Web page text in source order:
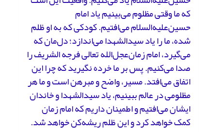
که ما وقتی مظلوم می‌بینیم یاد امام
حسین‌علیه‌السلام می‌افتیم. کودکی که به او ظلم
شده، ما را یاد سیدالشهدا می‌اندازد؛ دل‌مان که
می‌گیرد، امام زمان‌عجل‌الله تعالی فرجه الشریف را
صدا می‌کنیم. پس بر ما خرده نگیرید که چرا این
اتفاق می‌افتد. مسیر، واضح و مبرهن است و ما هر
مظلومی در عالم ببینیم، یاد سیدالشهدا و خاندان
ایشان می‌افتیم و اطمینان داریم که امام زمان
کمک خواهد کرد و این ظلم ریشه‌کن خواهد شد.